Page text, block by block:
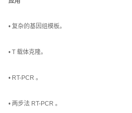
• 复杂的基因组模板。
• T 载体克隆。
• RT-PCR 。
• 两步法 RT-PCR 。